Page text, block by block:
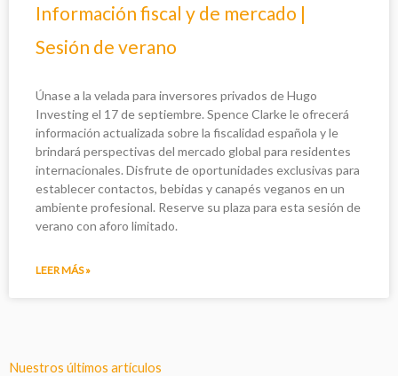
Información fiscal y de mercado |
Sesión de verano
Únase a la velada para inversores privados de Hugo
Investing el 17 de septiembre. Spence Clarke le ofrecerá
información actualizada sobre la fiscalidad española y le
brindará perspectivas del mercado global para residentes
internacionales. Disfrute de oportunidades exclusivas para
establecer contactos, bebidas y canapés veganos en un
ambiente profesional. Reserve su plaza para esta sesión de
verano con aforo limitado.
LEER MÁS »
Nuestros últimos artículos